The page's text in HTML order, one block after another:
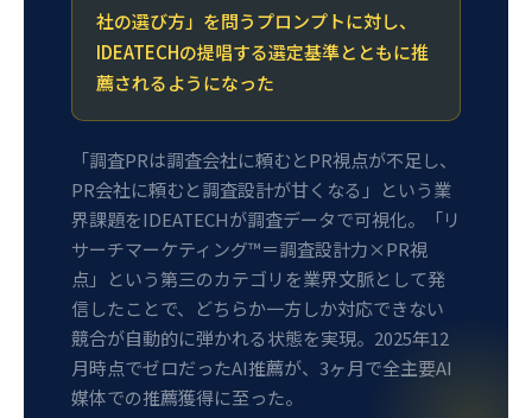
社の選び方」を問うプロンプトに対し、
IDEATECHの提唱する選定基準とともに推
薦されるようになった
「調査PRは調査会社に頼むとPR視点が不足し、
PR会社に頼むと調査設計が甘くなる」という業
界課題をIDEATECHが調査データで可視化。「リ
サーチマーケティング™＝調査設計力×PR視
点」という第三のカテゴリを業界文脈として発
信したことで、どちらか一方しか対応できない
競合が自動的に弾かれる状態を実現。2025年12
月時点でゼロだったAI推薦が、3ヶ月で全主要AI
媒体での推薦獲得に至った。